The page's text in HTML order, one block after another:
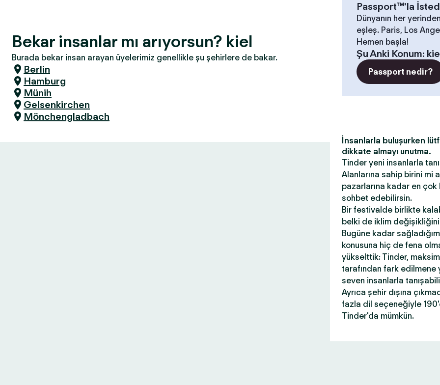
Bekar insanlar mı arıyorsun? kiel
Burada bekar insan arayan üyelerimiz genellikle şu şehirlere de bakar.
Berlin
Hamburg
Münih
Gelsenkirchen
Mönchengladbach
Passport™'la
Dünyanın her
eşleş. Paris, Los
Hemen başla!
Şu Anki Konum:
Passport nedir?
İnsanlarla buluşurken
dikkate almayı unutma.
Tinder yeni insanlarla
Alanlarına sahip birini mi
pazarlarına kadar en çok
sohbet edebilirsin.
Bir festivalde birlikte
belki de iklim
Bugüne kadar
konusuna hiç de fena
yükselttik: Tinder,
tarafından fark edilmene
seven insanlarla
Ayrıca şehir dışına
fazla dil seçeneğiyle
Tinder'da mümkün.